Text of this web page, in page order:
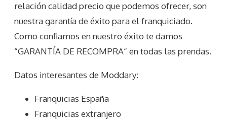
relación calidad precio que podemos ofrecer, son
nuestra garantía de éxito para el franquiciado.
Como confiamos en nuestro éxito te damos
“GARANTÍA DE RECOMPRA“ en todas las prendas.
Datos interesantes de Moddary:
Franquicias España
Franquicias extranjero